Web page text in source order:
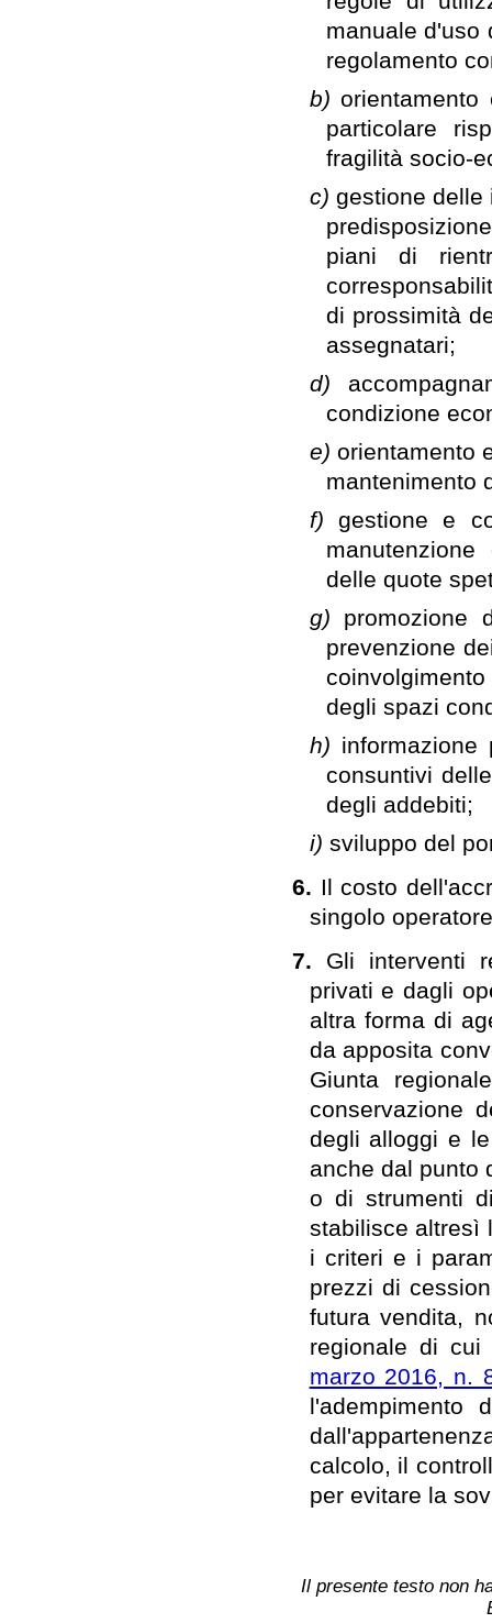
manuale d'uso
regolamento
b)
particolare
fragilità socio-
c) gestione delle
piani di
di prossimità
assegnatari;
d)
condizione
e) orientamento
mantenimento
f) gestione e
delle quote
g) promozione
prevenzione
degli spazi
h)
consuntivi
degli addebiti;
i) sviluppo del
6. Il costo
singolo
7. Gli interventi
privati e dagli
altra forma di
da apposita
Giunta
conservazione
degli alloggi e
anche dal punto
o di strumenti
stabilisce altresì
i criteri e i
prezzi di
futura vendita,
regionale di cui
marzo 2016, n.
l'adempimento
calcolo, il
per evitare la
Il presente testo non